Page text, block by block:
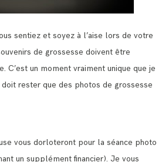
sentiez et soyez à l’aise lors de votre
de grossesse doivent être
C’est un moment vraiment unique que je
rester que des photos de grossesse
vous dorloteront pour la séance photo
un supplément financier). Je vous